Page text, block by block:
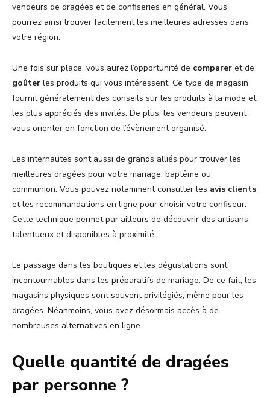
vendeurs de dragées et de confiseries en général. Vous
pourrez ainsi trouver facilement les meilleures adresses dans
votre région.
Une fois sur place, vous aurez l’opportunité de comparer et de
goûter les produits qui vous intéressent. Ce type de magasin
fournit généralement des conseils sur les produits à la mode et
les plus appréciés des invités. De plus, les vendeurs peuvent
vous orienter en fonction de l’évènement organisé.
Les internautes sont aussi de grands alliés pour trouver les
meilleures dragées pour votre mariage, baptême ou
communion. Vous pouvez notamment consulter les avis clients
et les recommandations en ligne pour choisir votre confiseur.
Cette technique permet par ailleurs de découvrir des artisans
talentueux et disponibles à proximité.
Le passage dans les boutiques et les dégustations sont
incontournables dans les préparatifs de mariage. De ce fait, les
magasins physiques sont souvent privilégiés, même pour les
dragées. Néanmoins, vous avez désormais accès à de
nombreuses alternatives en ligne.
Quelle quantité de dragées
par personne ?